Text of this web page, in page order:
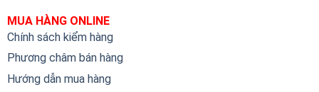
MUA HÀNG ONLINE
Chính sách kiểm hàng
Phương châm bán hàng
Hướng dẫn mua hàng